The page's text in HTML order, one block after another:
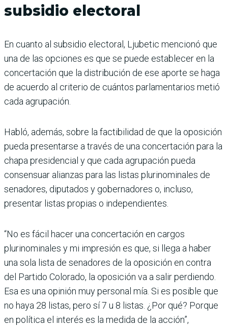
subsidio electoral
En cuanto al subsidio electoral, Ljubetic mencionó que
una de las opciones es que se puede establecer en la
concertación que la distribución de ese aporte se haga
de acuerdo al criterio de cuántos parlamentarios metió
cada agrupación.
Habló, además, sobre la factibilidad de que la oposición
pueda presentarse a través de una concertación para la
chapa presidencial y que cada agrupación pueda
consensuar alianzas para las listas plurinominales de
senadores, diputados y gobernadores o, incluso,
presentar listas propias o independientes.
“No es fácil hacer una concertación en cargos
plurinominales y mi impresión es que, si llega a haber
una sola lista de senadores de la oposición en contra
del Partido Colorado, la oposición va a salir perdiendo.
Esa es una opinión muy personal mía. Si es posible que
no haya 28 listas, pero sí 7 u 8 listas. ¿Por qué? Porque
en política el interés es la medida de la acción”,